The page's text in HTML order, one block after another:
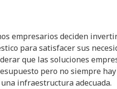
empresarios deciden
para satisfacer sus
que las soluciones
pero no siempre
infraestructura adecuada.